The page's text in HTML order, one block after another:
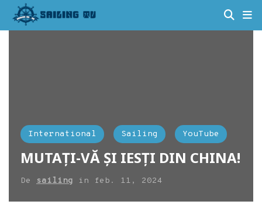
International Sailing YouTube
MUTAȚI-VĂ ȘI IESȚI DIN CHINA!
De sailing in feb. 11, 2024